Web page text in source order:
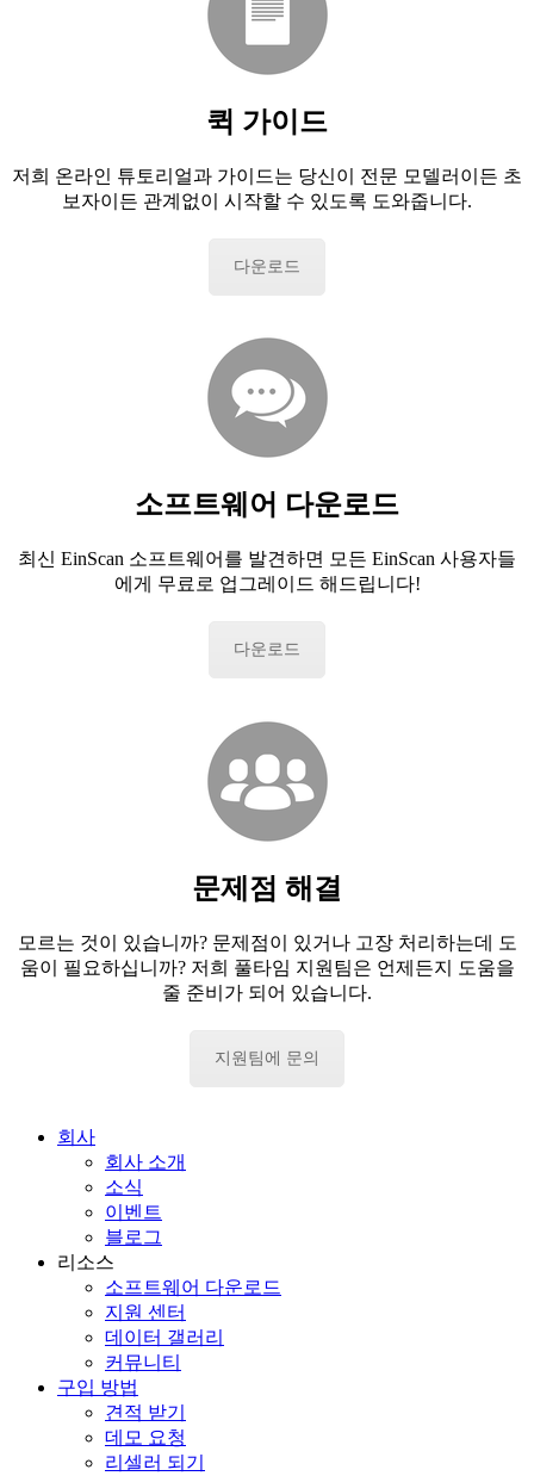
퀵 가이드
저희 온라인 튜토리얼과 가이드는 당신이 전문 모델러이든 초
보자이든 관계없이 시작할 수 있도록 도와줍니다.
다운로드
소프트웨어 다운로드
최신 EinScan 소프트웨어를 발견하면 모든 EinScan 사용자들
에게 무료로 업그레이드 해드립니다!
다운로드
문제점 해결
모르는 것이 있습니까? 문제점이 있거나 고장 처리하는데 도
움이 필요하십니까? 저희 풀타임 지원팀은 언제든지 도움을
줄 준비가 되어 있습니다.
지원팀에 문의
회사
회사 소개
소식
이벤트
블로그
리소스
소프트웨어 다운로드
지원 센터
데이터 갤러리
커뮤니티
구입 방법
견적 받기
데모 요청
리셀러 되기